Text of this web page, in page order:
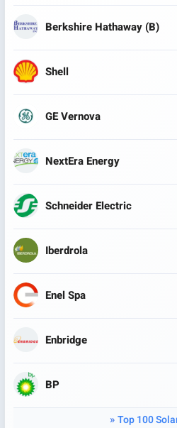
Berkshire Hathaway (B)
Shell
GE Vernova
NextEra Energy
Schneider Electric
Iberdrola
Enel Spa
Enbridge
BP
Top 100